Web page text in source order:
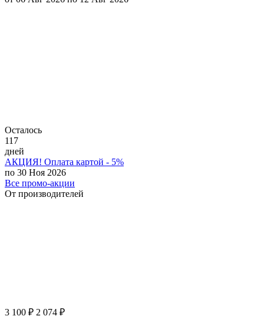
Осталось
117
дней
АКЦИЯ! Оплата картой - 5%
по 30 Ноя 2026
Все промо-акции
От производителей
3 100 ₽ 2 074 ₽